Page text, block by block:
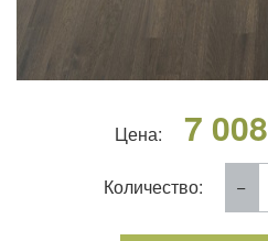
Цена: 7 008
Количество: